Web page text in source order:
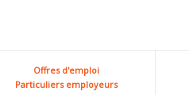
Offres d'emploi
Particuliers employeurs